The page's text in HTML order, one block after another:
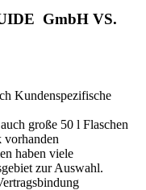
GmbH VS.
Kundenspezifische
große 50 l Flaschen
vorhanden
haben viele
zur Auswahl.